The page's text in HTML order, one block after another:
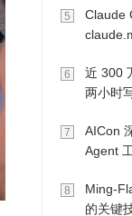
5
Claude
6
近 300
两小时
7
AICon
Agent
8
Ming-
的关键